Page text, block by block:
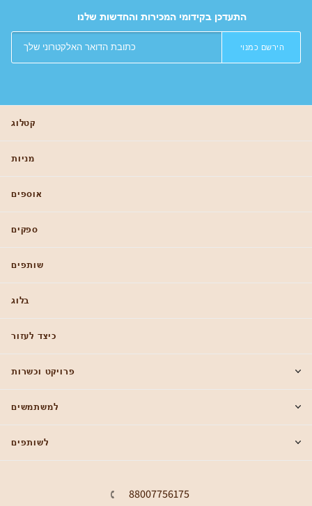
התעדכן בקידומי המכירות והחדשות שלנו
הירשם כמנוי
קטלוג
מניות
אוספים
ספקים
שותפים
בלוג
כיצד לעזור
פרויקט וכשרות
למשתמשים
לשותפים
88007756175